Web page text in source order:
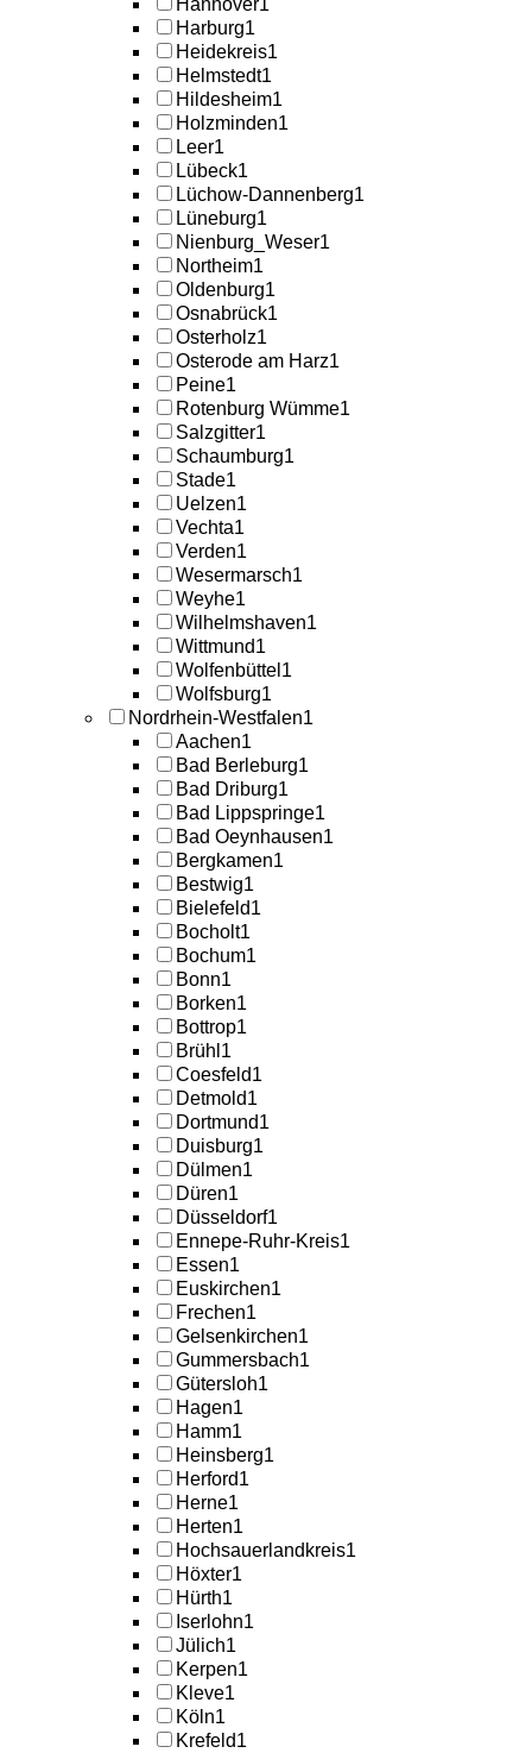
Hannover1
Harburg1
Heidekreis1
Helmstedt1
Hildesheim1
Holzminden1
Leer1
Lübeck1
Lüchow-Dannenberg1
Lüneburg1
Nienburg_Weser1
Northeim1
Oldenburg1
Osnabrück1
Osterholz1
Osterode am Harz1
Peine1
Rotenburg Wümme1
Salzgitter1
Schaumburg1
Stade1
Uelzen1
Vechta1
Verden1
Wesermarsch1
Weyhe1
Wilhelmshaven1
Wittmund1
Wolfenbüttel 1
Wolfsburg1
Nordrhein-Westfalen1
Aachen1
Bad Berleburg1
Bad Driburg1
Bad Lippspringe1
Bad Oeynhausen1
Bergkamen1
Bestwig1
Bielefeld1
Bocholt1
Bochum1
Bonn1
Borken1
Bottrop1
Brühl 1
Coesfeld1
Detmold1
Dortmund1
Duisburg1
Dülmen1
Düren1
Düsseldorf1
Ennepe-Ruhr-Kreis1
Essen1
Euskirchen1
Frechen1
Gelsenkirchen1
Gummersbach1
Gütersloh1
Hagen1
Hamm1
Heinsberg1
Herford1
Herne1
Herten1
Hochsauerlandkreis1
Höxter1
Hürth1
Iserlohn1
Jülich1
Kerpen1
Kleve1
Köln1
Krefeld1